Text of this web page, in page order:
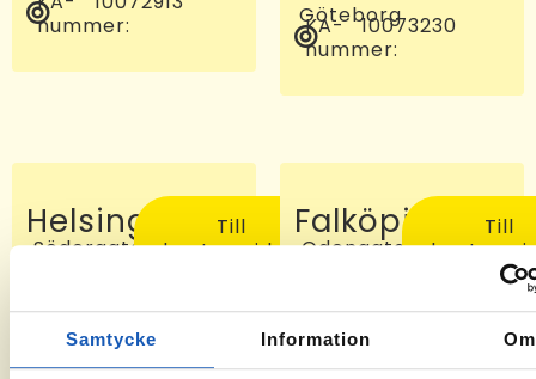
Samtycke Information Om
nummer:
Göteborg
KA-
nummer:
10073230
Helsingborg
Södergatan
KA-
nummer:
-6
Till
kontorssidan
Falköping
Odengatan
Falköping
KA-
nummer:
10072810
Till